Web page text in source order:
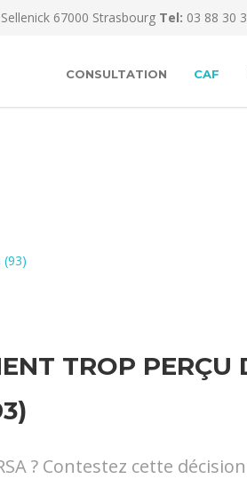
67000 Strasbourg Tel: 03 88 30
CONSULTATION CAF
TROP PERÇU
? Contestez cette